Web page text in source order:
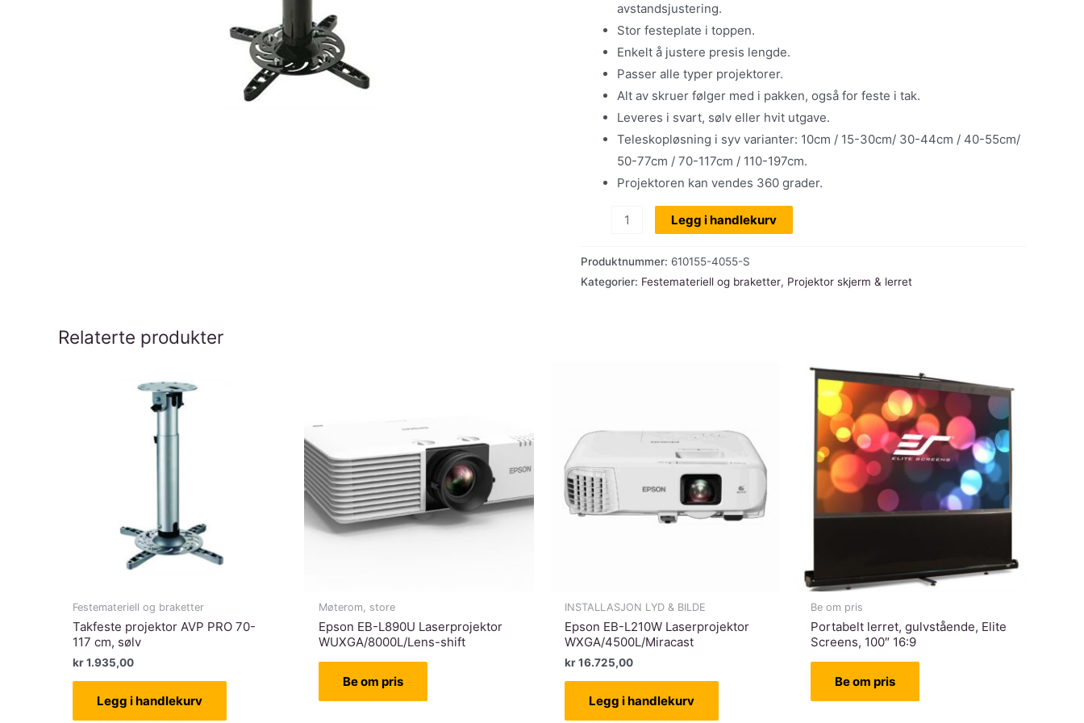
avstandsjustering.
Stor festeplate i toppen.
Enkelt å justere presis lengde.
Passer alle typer projektorer.
Alt av skruer følger med i pakken, også for feste i tak.
Leveres i svart, sølv eller hvit utgave.
Teleskopløsning i syv varianter: 10cm / 15-30cm/ 30-44cm / 40-55cm/
50-77cm / 70-117cm / 110-197cm.
Projektoren kan vendes 360 grader.
Takfeste
AVP
PRO
Legg i handlekurv
Produktnummer: 610155-4055-S
Kategorier: Festemateriell og braketter, Projektor skjerm & lerret
Relaterte produkter
Festemateriell og braketter
Takfeste projektor AVP PRO 70-
117 cm, sølv
kr1.935,00
Legg i handlekurv
Møterom, store
Epson EB-L890U Laserprojektor
WUXGA/8000L/Lens-shift
Be om pris
INSTALLASJON LYD & BILDE
Epson EB-L210W Laserprojektor
WXGA/4500L/Miracast
kr16.725,00
Legg i handlekurv
Be om pris
Portabelt lerret, gulvstående, Elite
Screens, 100″ 16:9
Be om pris